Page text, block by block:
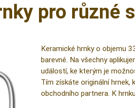
pro různé
Keramické hrnky o objemu
barevné. Na všechny
událostí, ke kterým je
Tím získáte originální hrnek,
obchodního partnera. K